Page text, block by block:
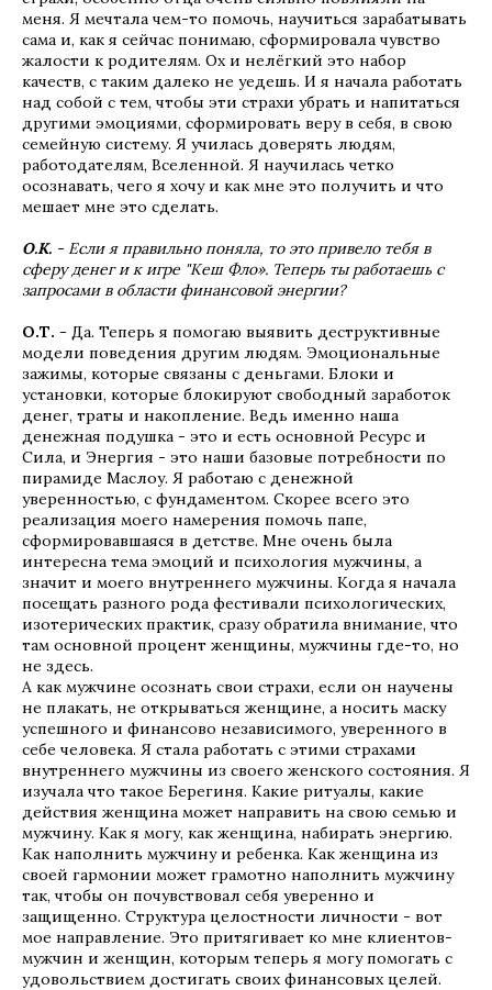
меня. Я мечтала чем-то помочь, научиться зарабатывать
сама и, как я сейчас понимаю, сформировала чувство
жалости к родителям. Ох и нелёгкий это набор
качеств, с таким далеко не уедешь. И я начала работать
над собой с тем, чтобы эти страхи убрать и напитаться
другими эмоциями, сформировать веру в себя, в свою
семейную систему. Я училась доверять людям,
работодателям, Вселенной. Я научилась четко
осознавать, чего я хочу и как мне это получить и что
мешает мне это сделать.
О.К. - Если я правильно поняла, то это привело тебя в
сферу денег и к игре "Кеш Фло». Теперь ты работаешь с
запросами в области финансовой энергии?
О.Т. - Да. Теперь я помогаю выявить деструктивные
модели поведения другим людям. Эмоциональные
зажимы, которые связаны с деньгами. Блоки и
установки, которые блокируют свободный заработок
денег, траты и накопление. Ведь именно наша
денежная подушка - это и есть основной Ресурс и
Сила, и Энергия - это наши базовые потребности по
пирамиде Маслоу. Я работаю с денежной
уверенностью, с фундаментом. Скорее всего это
реализация моего намерения помочь папе,
сформировавшаяся в детстве. Мне очень была
интересна тема эмоций и психология мужчины, а
значит и моего внутреннего мужчины. Когда я начала
посещать разного рода фестивали психологических,
изотерических практик, сразу обратила внимание, что
там основной процент женщины, мужчины где-то, но
не здесь.
А как мужчине осознать свои страхи, если он научены
не плакать, не открываться женщине, а носить маску
успешного и финансово независимого, уверенного в
себе человека. Я стала работать с этими страхами
внутреннего мужчины из своего женского состояния. Я
изучала что такое Берегиня. Какие ритуалы, какие
действия женщина может направить на свою семью и
мужчину. Как я могу, как женщина, набирать энергию.
Как наполнить мужчину и ребенка. Как женщина из
своей гармонии может грамотно наполнить мужчину
так, чтобы он почувствовал себя уверенно и
защищенно. Структура целостности личности - вот
мое направление. Это притягивает ко мне клиентов-
мужчин и женщин, которым теперь я могу помогать с
удовольствием достигать своих финансовых целей.